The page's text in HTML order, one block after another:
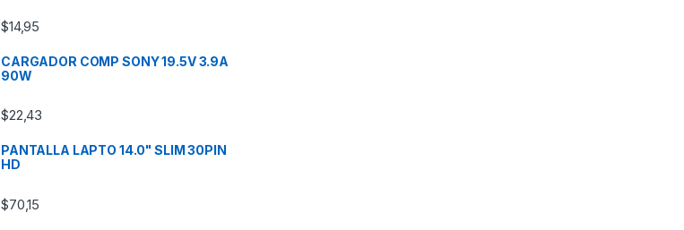
$14,95
CARGADOR COMP SONY 19.5V 3.9A
90W
$22,43
PANTALLA LAPTO 14.0" SLIM 30PIN
HD
$70,15